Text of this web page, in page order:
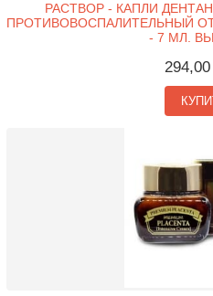
РАСТВОР - КАПЛИ
ПРОТИВОВОСПАЛИТЕЛЬНЫЙ
- 7 МЛ.